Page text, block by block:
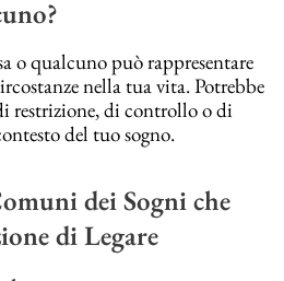
o qualcuno può rappresentare
nella tua vita. Potrebbe
restrizione, di controllo o di
del tuo sogno.
dei Sogni che
di Legare